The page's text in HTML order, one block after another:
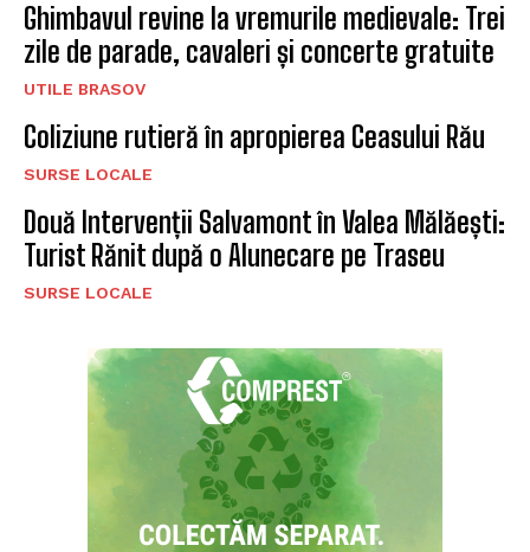
Ghimbavul revine la vremurile medievale: Trei
zile de parade, cavaleri și concerte gratuite
UTILE BRASOV
Coliziune rutieră în apropierea Ceasului Rău
SURSE LOCALE
Două Intervenții Salvamont în Valea Mălăești:
Turist Rănit după o Alunecare pe Traseu
SURSE LOCALE